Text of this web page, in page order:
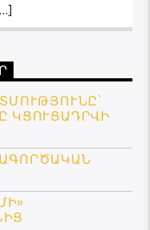
Ը ԿՑՈՒՑԱԴՐՎԻ